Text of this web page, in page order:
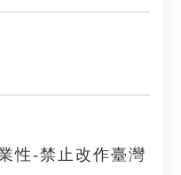
性-禁止改作臺灣